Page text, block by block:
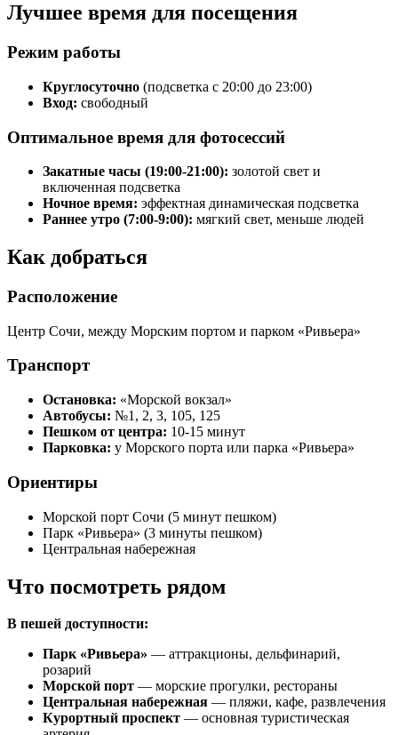
Лучшее время для посещения
Режим работы
Круглосуточно (подсветка с 20:00 до 23:00)
Вход: свободный
Оптимальное время для фотосессий
Закатные часы (19:00-21:00): золотой свет и
включенная подсветка
Ночное время: эффектная динамическая подсветка
Раннее утро (7:00-9:00): мягкий свет, меньше людей
Как добраться
Расположение
Центр Сочи, между Морским портом и парком «Ривьера»
Транспорт
Остановка: «Морской вокзал»
Автобусы: №1, 2, 3, 105, 125
Пешком от центра: 10-15 минут
Парковка: у Морского порта или парка «Ривьера»
Ориентиры
Морской порт Сочи (5 минут пешком)
Парк «Ривьера» (3 минуты пешком)
Центральная набережная
Что посмотреть рядом
В пешей доступности:
Парк «Ривьера» — аттракционы, дельфинарий,
розарий
Морской порт — морские прогулки, рестораны
Центральная набережная — пляжи, кафе, развлечения
Курортный проспект — основная туристическая